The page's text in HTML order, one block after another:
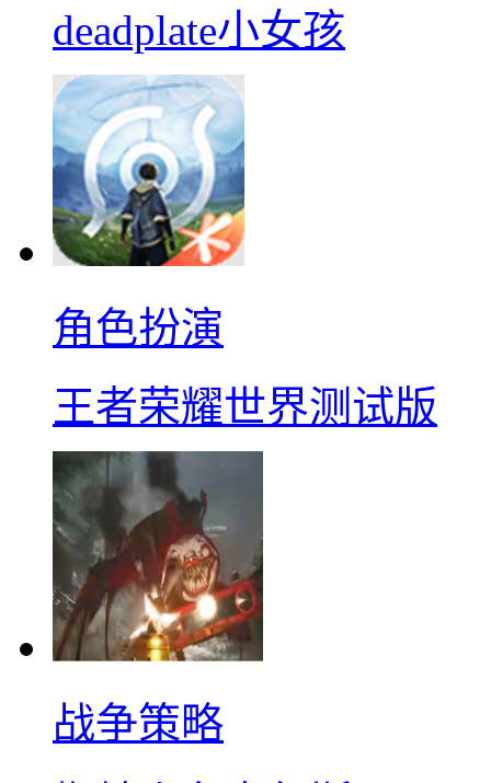
deadplate小女孩
角色扮演
王者荣耀世界测试版
战争策略